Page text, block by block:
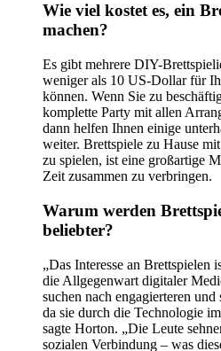
Wie viel kostet es, ein
machen?
Es gibt mehrere DIY-
weniger als 10 US-Dollar für
können. Wenn Sie zu
komplette Party mit allen
dann helfen Ihnen einige
weiter. Brettspiele zu Hause
zu spielen, ist eine großartige
Zeit zusammen zu verbringen.
Warum werden
beliebter?
„Das Interesse an Brettspielen
die Allgegenwart digitaler
suchen nach engagierteren
da sie durch die Technologie
sagte Horton. „Die Leute
sozialen Verbindung – was